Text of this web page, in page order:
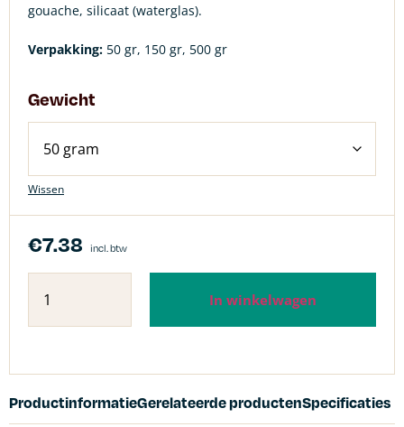
gouache, silicaat (waterglas).
Verpakking: 50 gr, 150 gr, 500 gr
Gewicht
Wissen
€7.38 incl. btw
In winkelwagen
ProductinformatieGerelateerde productenSpecificaties